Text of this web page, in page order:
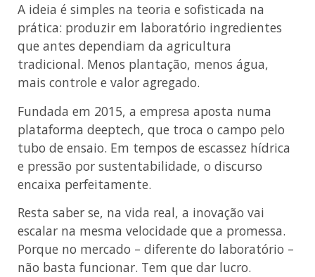
A ideia é simples na teoria e sofisticada na
prática: produzir em laboratório ingredientes
que antes dependiam da agricultura
tradicional. Menos plantação, menos água,
mais controle e valor agregado.
Fundada em 2015, a empresa aposta numa
plataforma deeptech, que troca o campo pelo
tubo de ensaio. Em tempos de escassez hídrica
e pressão por sustentabilidade, o discurso
encaixa perfeitamente.
Resta saber se, na vida real, a inovação vai
escalar na mesma velocidade que a promessa.
Porque no mercado – diferente do laboratório –
não basta funcionar. Tem que dar lucro.